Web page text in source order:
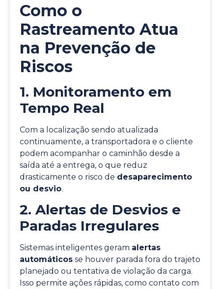
Como o
Rastreamento Atua
na Prevenção de
Riscos
1. Monitoramento em
Tempo Real
Com a localização sendo atualizada
continuamente, a transportadora e o cliente
podem acompanhar o caminhão desde a
saída até a entrega, o que reduz
drasticamente o risco de desaparecimento
ou desvio.
2. Alertas de Desvios e
Paradas Irregulares
Sistemas inteligentes geram alertas
automáticos se houver parada fora do trajeto
planejado ou tentativa de violação da carga.
Isso permite ações rápidas, como contato com